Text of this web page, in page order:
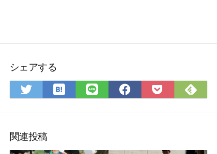
シェアする
Twitter
で
ア
は
て
ク
LINE
で
Facebook
で
Pocket
に
で
関連投稿